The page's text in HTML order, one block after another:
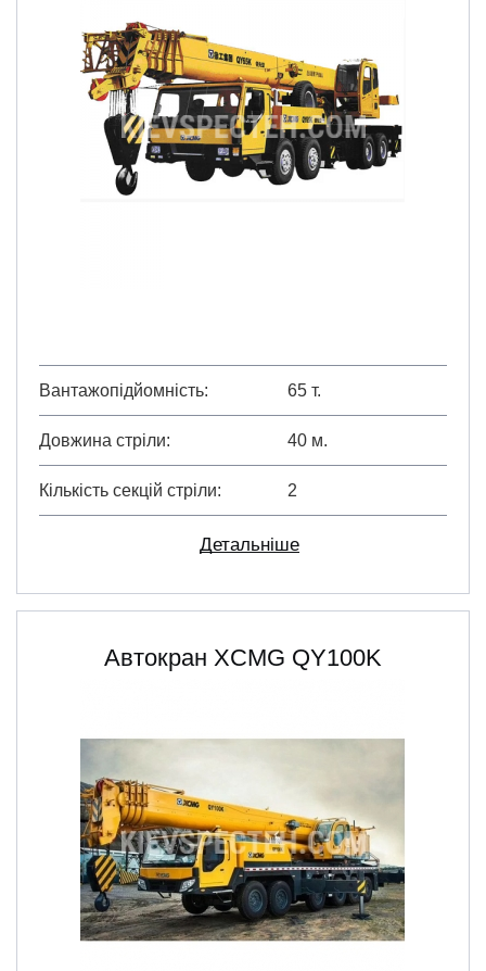
Вантажопідйомність 65 т.
Довжина стріли 40 м.
Кількість секцій стріли 2
Детальніше
Автокран XCMG QY100K